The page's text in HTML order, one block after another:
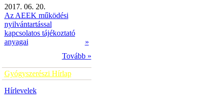
2017. 06. 20.
Az AEEK működési
nyilvántartással
kapcsolatos tájékoztató
anyagai
»
Tovább »
Gyógyszerészi Hírlap
Hírlevelek